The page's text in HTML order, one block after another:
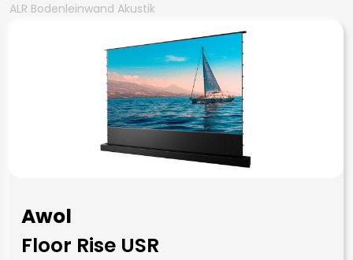
ALR Bodenleinwand Akustik
Awol
Floor Rise USR